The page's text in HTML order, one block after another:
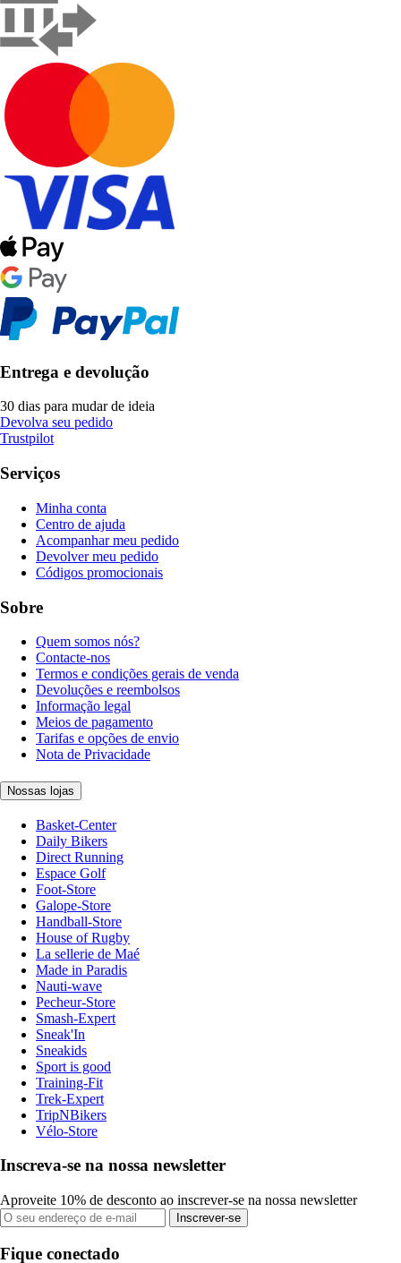
Entrega e devolução
30 dias para mudar de ideia
Devolva seu pedido
Trustpilot
Serviços
Minha conta
Centro de ajuda
Acompanhar meu pedido
Devolver meu pedido
Códigos promocionais
Sobre
Quem somos nós?
Contacte-nos
Termos e condições gerais de venda
Devoluções e reembolsos
Informação legal
Meios de pagamento
Tarifas e opções de envio
Nota de Privacidade
Nossas lojas
Basket-Center
Daily Bikers
Direct Running
Espace Golf
Foot-Store
Galope-Store
Handball-Store
House of Rugby
La sellerie de Maé
Made in Paradis
Nauti-wave
Pecheur-Store
Smash-Expert
Sneak'In
Sneakids
Sport is good
Training-Fit
Trek-Expert
TripNBikers
Vélo-Store
Inscreva-se na nossa newsletter
Aproveite 10% de desconto ao inscrever-se na nossa newsletter
Inscrever-se
Fique conectado